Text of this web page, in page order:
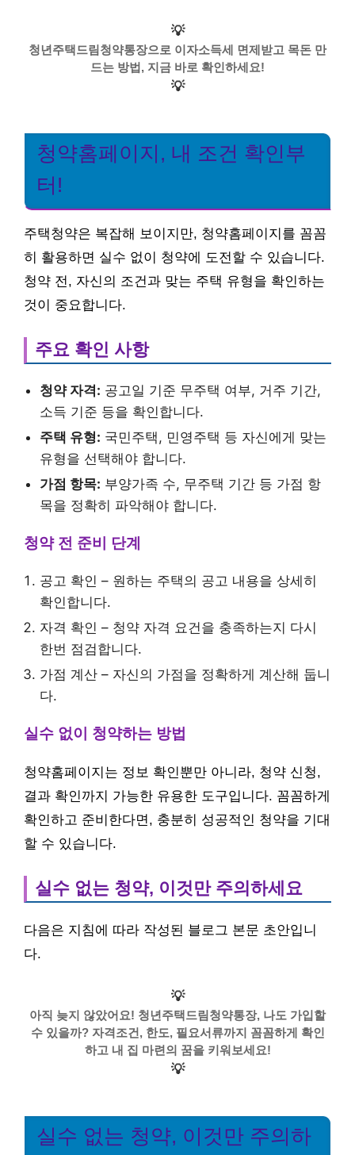
💡
청년주택드림청약통장으로 이자소득세 면제받고 목돈 만
드는 방법, 지금 바로 확인하세요!
💡
청약홈페이지, 내 조건 확인부
터!
주택청약은 복잡해 보이지만, 청약홈페이지를 꼼꼼
히 활용하면 실수 없이 청약에 도전할 수 있습니다.
청약 전, 자신의 조건과 맞는 주택 유형을 확인하는
것이 중요합니다.
주요 확인 사항
청약 자격: 공고일 기준 무주택 여부, 거주 기간,
소득 기준 등을 확인합니다.
주택 유형: 국민주택, 민영주택 등 자신에게 맞는
유형을 선택해야 합니다.
가점 항목: 부양가족 수, 무주택 기간 등 가점 항
목을 정확히 파악해야 합니다.
청약 전 준비 단계
공고 확인 – 원하는 주택의 공고 내용을 상세히
확인합니다.
자격 확인 – 청약 자격 요건을 충족하는지 다시
한번 점검합니다.
가점 계산 – 자신의 가점을 정확하게 계산해 둡니
다.
실수 없이 청약하는 방법
청약홈페이지는 정보 확인뿐만 아니라, 청약 신청,
결과 확인까지 가능한 유용한 도구입니다. 꼼꼼하게
확인하고 준비한다면, 충분히 성공적인 청약을 기대
할 수 있습니다.
실수 없는 청약, 이것만 주의하세요
다음은 지침에 따라 작성된 블로그 본문 초안입니
다.
💡
아직 늦지 않았어요! 청년주택드림청약통장, 나도 가입할
수 있을까? 자격조건, 한도, 필요서류까지 꼼꼼하게 확인
하고 내 집 마련의 꿈을 키워보세요!
💡
실수 없는 청약, 이것만 주의하